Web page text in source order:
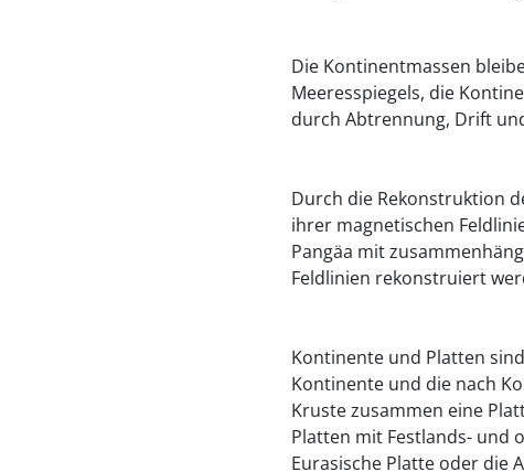
Die Kontinentmassen
Meeresspiegels, die
durch Abtrennung, Drift
Durch die Rekonstruktion
ihrer magnetischen
Pangäa mit
Feldlinien rekonstruiert
Kontinente und Platten
Kontinente und die nach
Kruste zusammen eine
Platten mit Festlands- und
Eurasische Platte oder die